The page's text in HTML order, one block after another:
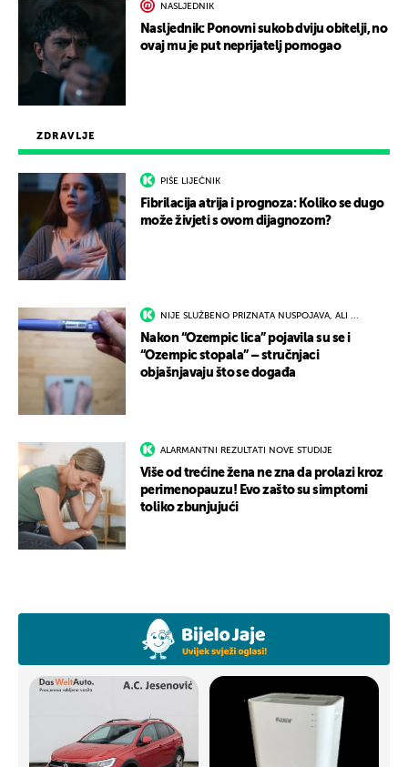
ZDRAVLJE
PIŠE LIJEČNIK
Fibrilacija atrija i prognoza: Koliko se dugo
može živjeti s ovom dijagnozom?
NIJE SLUŽBENO PRIZNATA NUSPOJAVA, ALI ...
Nakon “Ozempic lica” pojavila su se i
“Ozempic stopala” – stručnjaci
objašnjavaju što se događa
ALARMANTNI REZULTATI NOVE STUDIJE
Više od trećine žena ne zna da prolazi kroz
perimenopauzu! Evo zašto su simptomi
toliko zbunjujući
NASLJEDNIK
Nasljednik: Ponovni sukob dviju obitelji, no
ovaj mu je put neprijatelj pomogao